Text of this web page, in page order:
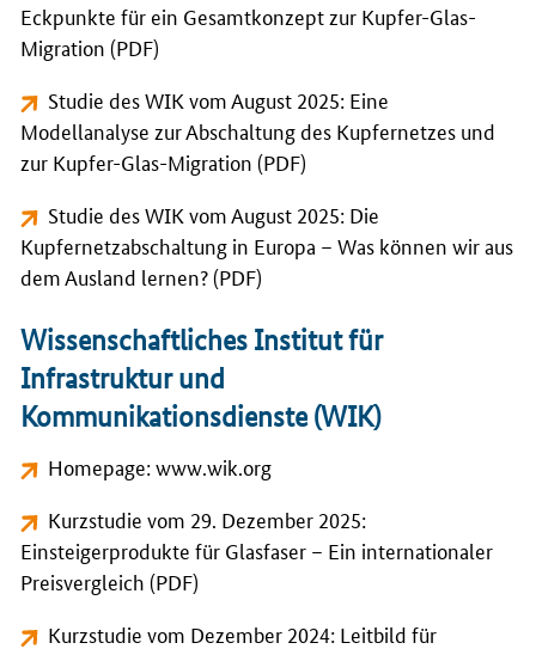
Eckpunkte für ein Gesamtkonzept zur Kupfer-Glas-
Migration (PDF)
Studie des WIK vom August 2025: Eine
Modellanalyse zur Abschaltung des Kupfernetzes und
zur Kupfer-Glas-Migration (PDF)
Studie des WIK vom August 2025: Die
Kupfernetzabschaltung in Europa – Was können wir aus
dem Ausland lernen? (PDF)
Wissenschaftliches Institut für
Infrastruktur und
Kommunikationsdienste (WIK)
Homepage: www.wik.org
Kurzstudie vom 29. Dezember 2025:
Einsteigerprodukte für Glasfaser – Ein internationaler
Preisvergleich (PDF)
Kurzstudie vom Dezember 2024: Leitbild für